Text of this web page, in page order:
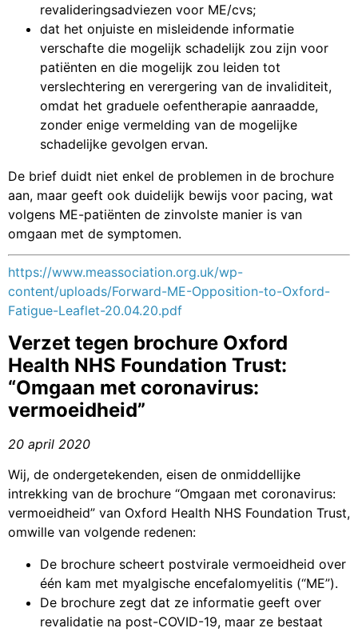
revalideringsadviezen voor ME/cvs;
dat het onjuiste en misleidende informatie
verschafte die mogelijk schadelijk zou zijn voor
patiënten en die mogelijk zou leiden tot
verslechtering en verergering van de invaliditeit,
omdat het graduele oefentherapie aanraadde,
zonder enige vermelding van de mogelijke
schadelijke gevolgen ervan.
De brief duidt niet enkel de problemen in de brochure
aan, maar geeft ook duidelijk bewijs voor pacing, wat
volgens ME-patiënten de zinvolste manier is van
omgaan met de symptomen.
https://www.meassociation.org.uk/wp-
content/uploads/Forward-ME-Opposition-to-Oxford-
Fatigue-Leaflet-20.04.20.pdf
Verzet tegen brochure Oxford
Health NHS Foundation Trust:
“Omgaan met coronavirus:
vermoeidheid”
20 april 2020
Wij, de ondergetekenden, eisen de onmiddellijke
intrekking van de brochure “Omgaan met coronavirus:
vermoeidheid” van Oxford Health NHS Foundation Trust,
omwille van volgende redenen:
De brochure scheert postvirale vermoeidheid over
één kam met myalgische encefalomyelitis (“ME”).
De brochure zegt dat ze informatie geeft over
revalidatie na post-COVID-19, maar ze bestaat